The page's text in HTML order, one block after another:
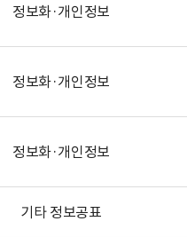
정보화·개인정보
정보화·개인정보
정보화·개인정보
기타 정보공표